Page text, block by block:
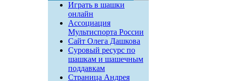
Играть в шашки
онлайн
Ассоциация
Мультиспорта России
Сайт Олега Дашкова
Суровый ресурс по
шашкам и шашечным
поддавкам
Страница Андрея